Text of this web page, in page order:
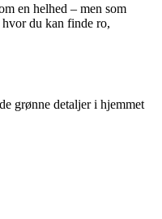
en helhed – men som
du kan finde ro,
grønne detaljer i hjemmet